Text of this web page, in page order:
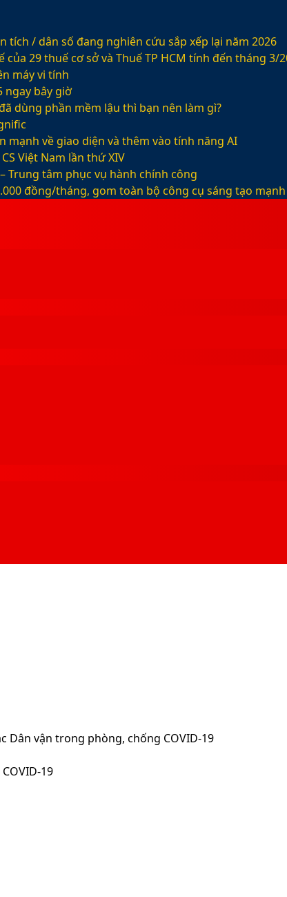
tích / dân số đang nghiên cứu sắp xếp lại năm 2026
29 thuế cơ sở và Thuế TP HCM tính đến tháng 3/
máy vi tính
ngay bây giờ
dùng phần mềm lậu thì bạn nên làm gì?
mạnh về giao diện và thêm vào tính năng AI
Việt Nam lần thứ XIV
Trung tâm phục vụ hành chính công
đồng/tháng, gom toàn bộ công cụ sáng tạo
Dân vận trong phòng, chống COVID-19
19